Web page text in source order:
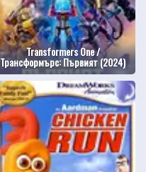
Transformers One /
Трансформърс: Първият (2024)